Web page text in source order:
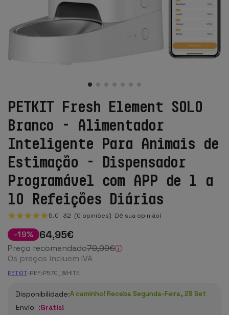
PETKIT Fresh Element SOLO
Branco - Alimentador
Inteligente Para Animais de
Estimação - Dispensador
Programável com APP de 1 a
10 Refeições Diárias
5.0 32 (0 opiniões) Dê sua opinião!
-19% 64,95€
Preço recomendado79,99€
Os preços incluem IVA
PETKIT-REF:P570_WHITE
Disponibilidade:A caminho! Receba Segunda-Feira, 28 Set
Envío :Grátis!